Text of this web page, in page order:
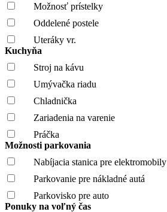
Možnosť prístelky
Oddelené postele
Uteráky vr.
Kuchyňa
Stroj na kávu
Umývačka riadu
Chladnička
Zariadenia na varenie
Práčka
Možnosti parkovania
Nabíjacia stanica pre elektromobily
Parkovanie pre nákladné autá
Parkovisko pre auto
Ponuky na voľný čas